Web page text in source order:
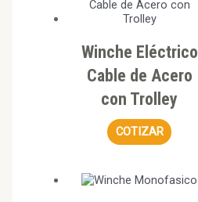
Winche Eléctrico
Cable de Acero
con Trolley
COTIZAR